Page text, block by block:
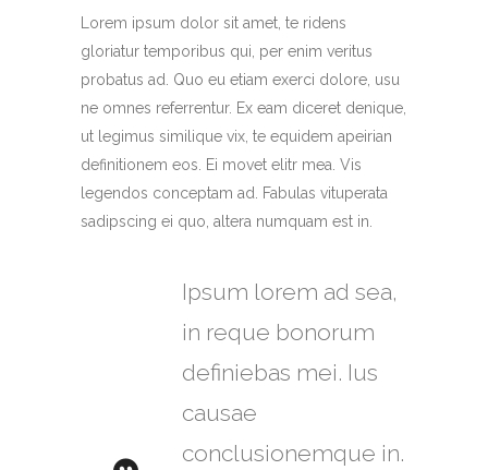
Lorem ipsum dolor sit amet, te ridens
gloriatur temporibus qui, per enim veritus
probatus ad. Quo eu etiam exerci dolore, usu
ne omnes referrentur. Ex eam diceret denique,
ut legimus similique vix, te equidem apeirian
definitionem eos. Ei movet elitr mea. Vis
legendos conceptam ad. Fabulas vituperata
sadipscing ei quo, altera numquam est in.
Ipsum lorem ad sea,
in reque bonorum
definiebas mei. Ius
causae
conclusionemque in.